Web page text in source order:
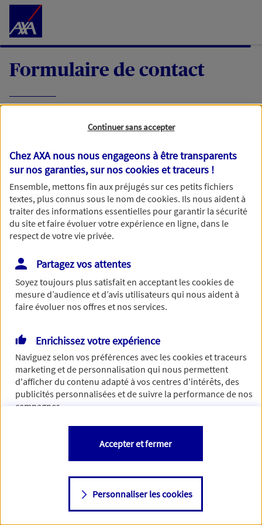
Accéder au Contenu
Formulaire de contact
demande, nous vous répondrons dans les
meilleurs délais par mail ou par téléphone.
Votre message :
Vous disposez de droits sur les informations vous concernant. Pour
plus d’informations,cliquez ici.
Continuer sans accepter
Chez AXA nous nous engageons à être transparents
sur nos garanties, sur noscookies et traceurs !
Ensemble, mettons fin aux préjugés sur ces petits fichiers
textes, plus connus sous le nom decookies. Ils nous aident à
traiter des informations essentielles pour garantir la sécurité
du site et faire évoluer votre expérience en ligne, dans le
respect de votre vie privée.
Partagez vos attentes
Soyez toujours plus satisfait en acceptant lescookiesde
mesure d’audience et d’avis utilisateurs qui nous aident à
faire évoluer nos offres et nos services.
Enrichissez votre expérience
Naviguez selon vos préférences avec lescookies et traceurs
marketing et de personnalisation qui nous permettent
d'afficher du contenu adapté à vos centres d'intérêts, des
publicités personnalisées et de suivre la performance de nos
campagnes.
Vous êtes libre de les accepter, de les refuser comme de
changer d'avis à tout moment en allant sur
Consulter notre politique decookies
Personnaliser les cookies
Accepter et fermer